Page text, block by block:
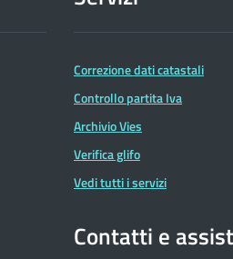
Correzione dati catastali
Controllo partita Iva
Archivio Vies
Verifica glifo
Vedi tutti i servizi
Contatti e